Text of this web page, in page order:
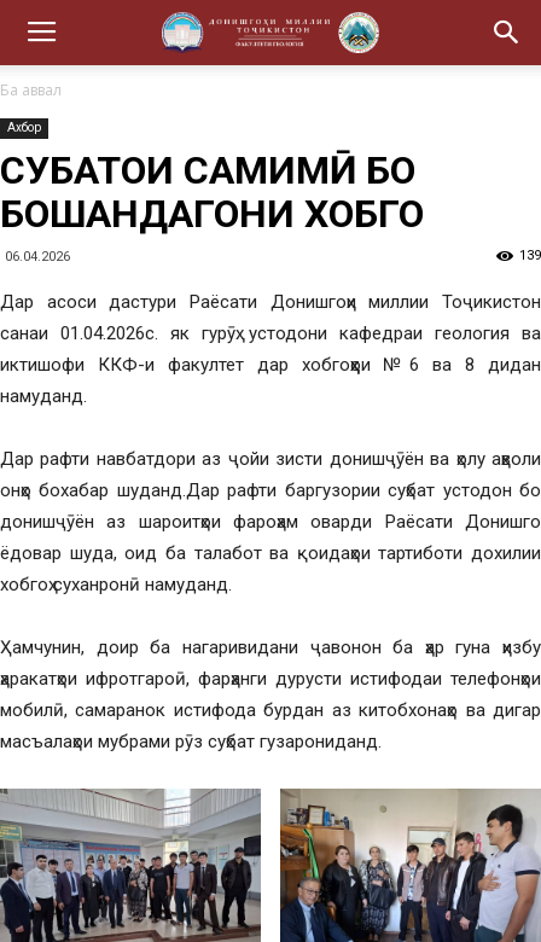
Ба аввал
Ахбор
СУҲБАТҲОИ САМИМӢ БО
БОШАНДАГОНИ ХОБГОҲ
06.04.2026 139
Дар асоси дастури Раёсати Донишгоҳи миллии Тоҷикистон
санаи 01.04.2026с. як гурӯҳ устодони кафедраи геология ва
иктишофи ККФ-и факултет дар хобгоҳҳои №6 ва 8 дидан
намуданд.
Дар рафти навбатдори аз ҷойи зисти донишҷӯён ва ҳолу аҳволи
онҳо бохабар шуданд.Дар рафти баргузории суҳбат устодон бо
донишҷӯён аз шароитҳои фароҳам оварди Раёсати Донишгоҳ
ёдовар шуда, оид ба талабот ва қоидаҳои тартиботи дохилии
хобгоҳ суханронӣ намуданд.
Ҳамчунин, доир ба нагаривидани ҷавонон ба ҳар гуна ҳизбу
ҳаракатҳои ифротгароӣ, фарҳанги дурусти истифодаи телефонҳои
мобилӣ, самаранок истифода бурдан аз китобхонаҳо ва дигар
масъалаҳои мубрами рӯз суҳбат гузарониданд.